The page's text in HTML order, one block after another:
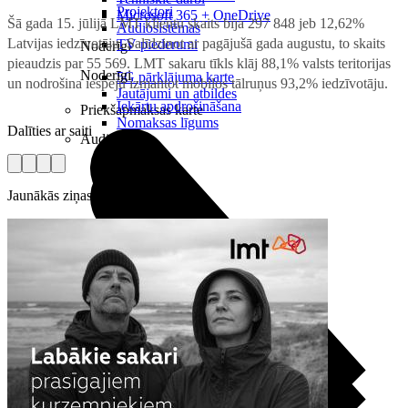
Microsoft 365 + OneDrive
Noderīgi
5G pārklājuma karte
Jautājumi un atbildes
Priekšapmaksas karte
Projektori
Audiosistēmas
TV piederumi
Noderīgi
Iekārtu apdrošināšana
Nomaksas līgums
Audio
Šā gada 15. jūlijā LMT klientu skaits bija 297 848 jeb 12,62%
Latvijas iedzīvotāju. Salīdzinot ar pagājušā gada augustu, to skaits
pieaudzis par 55 569. LMT sakaru tīkls klāj 88,1% valsts teritorijas
un nodrošina iespēju izmantot mobilos tālruņus 93,2% iedzīvotāju.
Dalīties ar saiti
Jaunākās ziņas